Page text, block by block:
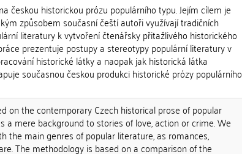
českou historickou prózu populárního typu. Jejím cílem je
způsobem současní čeští autoři využívají tradičních
literatury k vytvoření čtenářsky přitažlivého historického
prezentuje postupy a stereotypy populární literatury v
historické látky a naopak jak historická látka
současnou českou produkci historické prózy populárního
on the contemporary Czech historical prose of popular
a mere background to stories of love, action or crime. We
the main genres of popular literature, as romances,
The methodology is based on a comparison of the